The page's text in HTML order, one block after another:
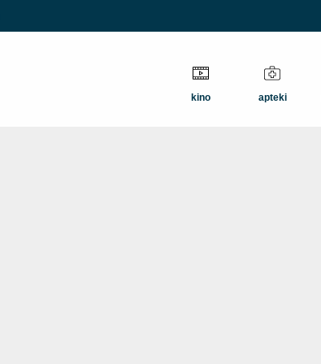
kino apteki